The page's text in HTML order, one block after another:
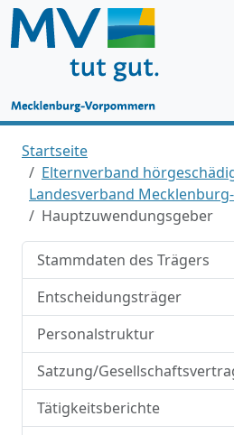
Startseite
Elternverband
Landesverband
Hauptzuwendungsgeber
Stammdaten des Trägers
Entscheidungsträger
Personalstruktur
Satzung/
Tätigkeitsberichte